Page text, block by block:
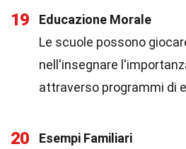
19
Educazione Morale
Le scuole possono
nell'insegnare
attraverso programmi di
20
Esempi Familiari